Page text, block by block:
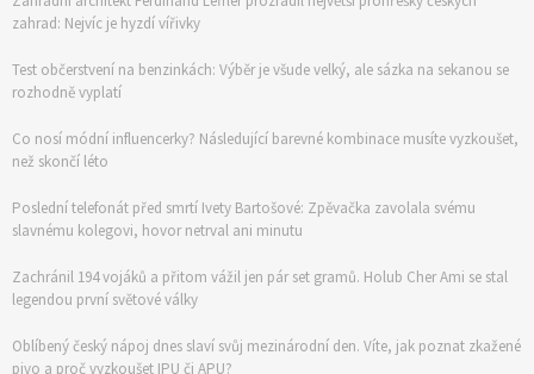
zahrad: Nejvíc je hyzdí vířivky
Test občerstvení na benzinkách: Výběr je všude velký, ale sázka na sekanou se
rozhodně vyplatí
Co nosí módní influencerky? Následující barevné kombinace musíte vyzkoušet,
než skončí léto
Poslední telefonát před smrtí Ivety Bartošové: Zpěvačka zavolala svému
slavnému kolegovi, hovor netrval ani minutu
Zachránil 194 vojáků a přitom vážil jen pár set gramů. Holub Cher Ami se stal
legendou první světové války
Oblíbený český nápoj dnes slaví svůj mezinárodní den. Víte, jak poznat zkažené
pivo a proč vyzkoušet IPU či APU?